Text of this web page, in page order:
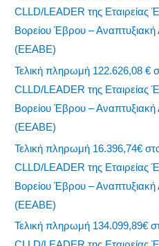
CLLD/LEADER της Εταιρείας
Βορείου Έβρου –
(ΕΕΑΒΕ)
Τελική πληρωμή 122.626,08 €
CLLD/LEADER της Εταιρείας
Βορείου Έβρου –
(ΕΕΑΒΕ)
Τελική πληρωμή 16.396,74€
CLLD/LEADER της Εταιρείας
Βορείου Έβρου –
(ΕΕΑΒΕ)
Τελική πληρωμή 134.099,89€